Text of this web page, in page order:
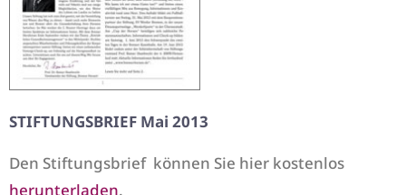
STIFTUNGSBRIEF Mai 2013
Den Stiftungsbrief können Sie hier kostenlos
herunterladen.